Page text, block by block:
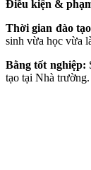
Điều kiện &
Thời gian đào
sinh vừa học vừa
Bằng tốt nghiệp:
tạo tại Nhà trường.